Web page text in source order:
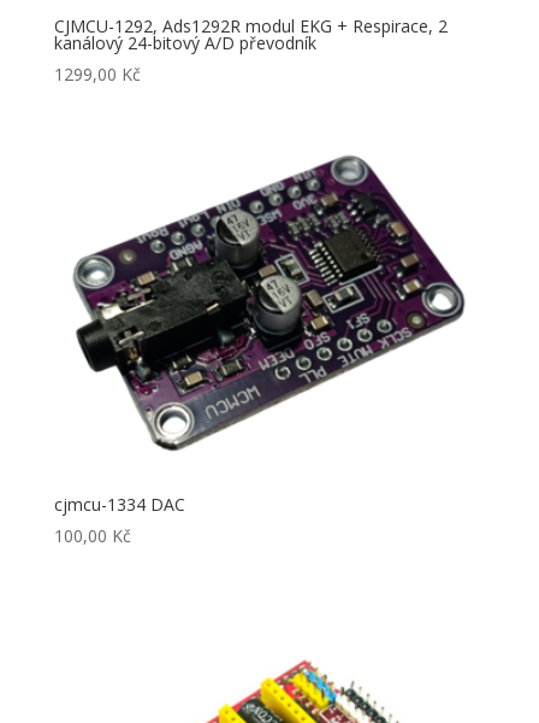
CJMCU-1292, Ads1292R modul EKG + Respirace, 2
kanálový 24-bitový A/D převodník
1299,00 Kč
cjmcu-1334 DAC
100,00 Kč